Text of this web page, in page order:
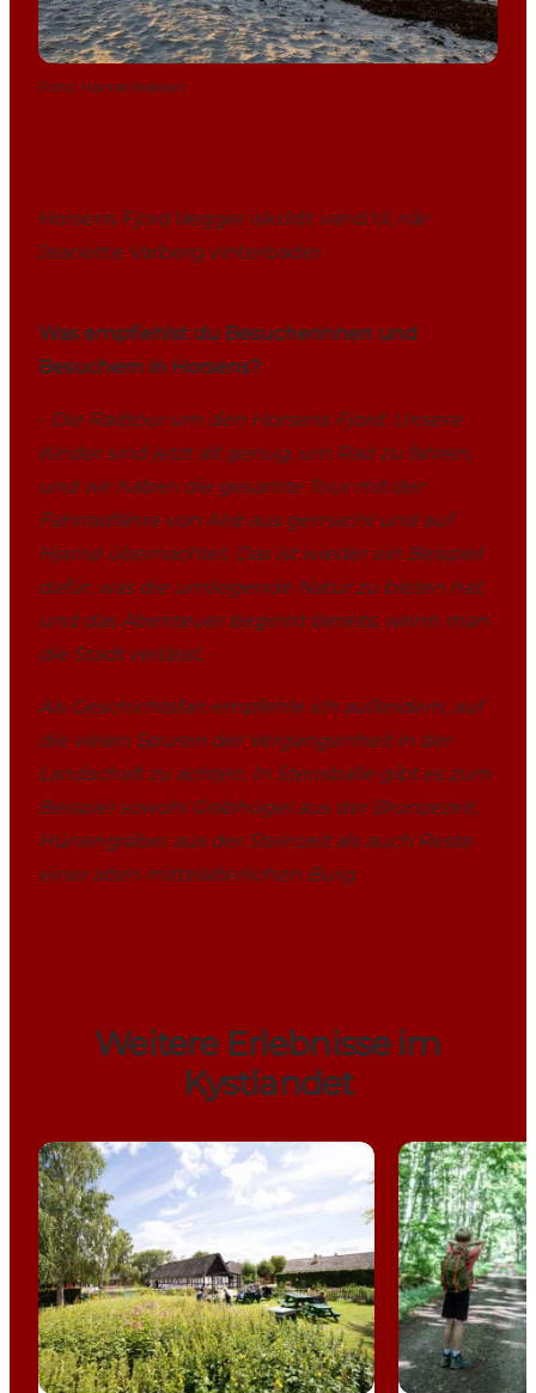
Foto: Hanne Nielsen
Horsens Fjord lægger iskoldt vand til, når
Jeanette Varberg vinterbader
Was empfiehlst du Besucherinnen und
Besuchern in Horsens?
- Die Radtour um den Horsens Fjord. Unsere
Kinder sind jetzt alt genug, um Rad zu fahren,
und wir haben die gesamte Tour mit der
Fahrradfähre von Alrø aus gemacht und auf
Hjarnø übernachtet. Das ist wieder ein Beispiel
dafür, was die umliegende Natur zu bieten hat,
und das Abenteuer beginnt bereits, wenn man
die Stadt verlässt.
Als Geschichtsfan empfehle ich außerdem, auf
die vielen Spuren der Vergangenheit in der
Landschaft zu achten. In Stensballe gibt es zum
Beispiel sowohl Grabhügel aus der Bronzezeit,
Hünengräber aus der Steinzeit als auch Reste
einer alten mittelalterlichen Burg.
Weitere Erlebnisse im
Kystlandet
Erlebnisse rund um Horsens Fjord Stensballe